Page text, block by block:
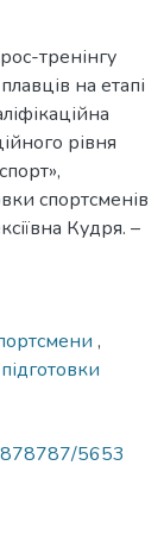
тренінгу
на етапі
рівня
спортсменів
Кудря. –
,
5653